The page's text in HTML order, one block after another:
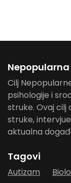
Cilj
psihologije i
struke. Ovaj cilj
struke,
aktualna
Tagovi
Autizam